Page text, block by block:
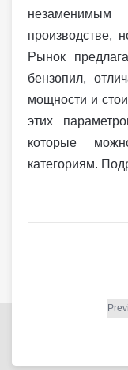
незаменимым
производстве,
Рынок
бензопил,
мощности и
этих
которые
категориям.